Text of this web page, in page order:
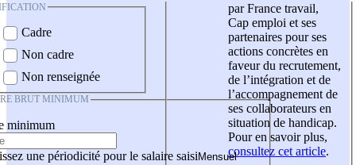
Cadre
Non cadre
Non renseignée
BRUT MINIMUM
minimum
une périodicité pour le salaire saisi
par France travail,
Cap emploi et ses
partenaires pour ses
actions concrètes en
faveur du recrutement,
de l’intégration et de
l’accompagnement de
ses collaborateurs en
situation de handicap.
Pour en savoir plus,
consultez cet article.